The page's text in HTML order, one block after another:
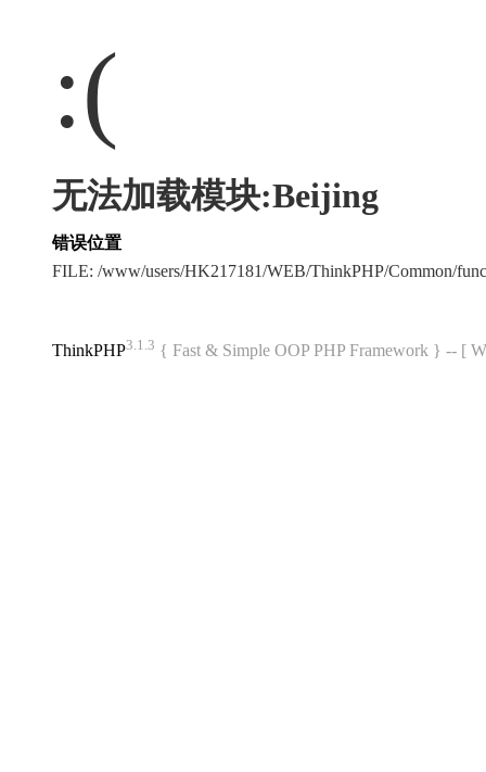
:(
无法加载模块:Beijing
错误位置
FILE: /www/users/HK217181/WEB/ThinkPHP/Common/
ThinkPHP3.1.3 { Fast & Simple OOP PHP Framework } -- [